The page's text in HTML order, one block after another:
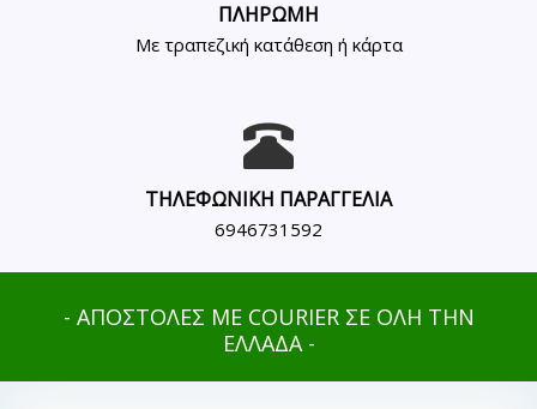
ΠΛΗΡΩΜΗ
Με τραπεζική κατάθεση ή κάρτα
ΤΗΛΕΦΩΝΙΚΗ ΠΑΡΑΓΓΕΛΙΑ
6946731592
- ΑΠΟΣΤΟΛΕΣ ΜΕ COURIER ΣΕ ΟΛΗ ΤΗΝ
ΕΛΛΑΔΑ -